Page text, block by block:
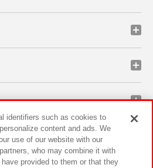
identifiers such as cookies to
content and ads. We
use of our website with our
who may combine it with
provided to them or that they